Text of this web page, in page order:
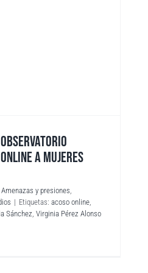
A MUJERES
Amenazas y presiones,
| Etiquetas:acoso online,
Sánchez,Virginia Pérez Alonso